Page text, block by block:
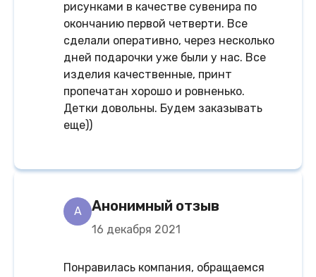
рисунками в качестве сувенира по
окончанию первой четверти. Все
сделали оперативно, через несколько
дней подарочки уже были у нас. Все
изделия качественные, принт
пропечатан хорошо и ровненько.
Детки довольны. Будем заказывать
еще))
A Анонимный отзыв
16 декабря 2021
Понравилась компания, обращаемся